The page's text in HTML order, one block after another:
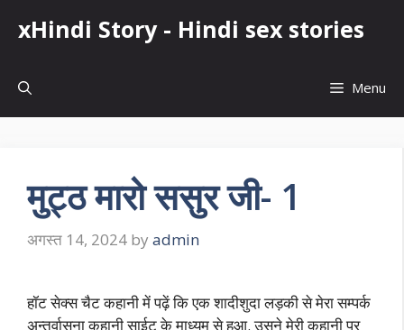
xHindi Story - Hindi sex stories
Menu
मुट्ठ मारो ससुर जी- 1
अगस्त 14, 2024 by admin
हॉट सेक्स चैट कहानी में पढ़ें कि एक शादीशुदा लड़की से मेरा सम्पर्क
अन्तर्वासना कहानी साईट के माध्यम से हुआ. उसने मेरी कहानी पर